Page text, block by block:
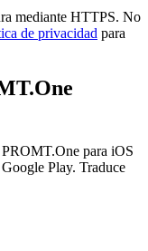
mediante HTTPS. No
de privacidad para
para iOS
Play. Traduce